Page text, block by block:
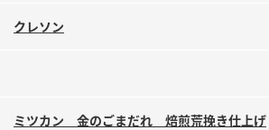
クレソン
ミツカン 金のごまだれ 焙煎荒挽き仕上げ